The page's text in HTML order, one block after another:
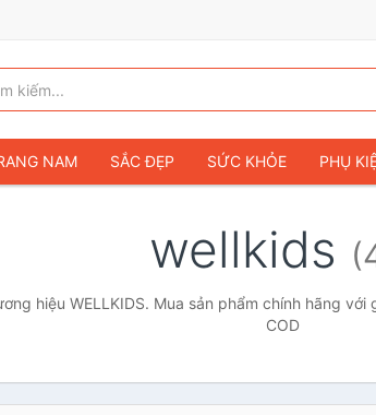
NAM SẮC ĐẸP SỨC KHỎE PHỤ
TRANG TRẺ EM & TRẺ SƠ SINH GAMING &
SỞ THÍCH & SƯU TẦM Ô TÔ MÔ TÔ,
wellkids
hiệu WELLKIDS. Mua sản phẩm chính hãng
COD